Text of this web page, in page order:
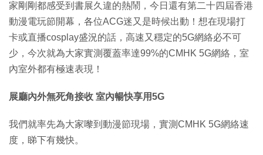
家剛剛都感受到書展久違的熱鬧，今日還有第二十四屆香港
動漫電玩節開幕，各位ACG迷又是時候出動！想在現場打
卡或直播cosplay盛況的話，高速又穩定的5G網絡必不可
少，今次就為大家實測覆蓋率達99%的CMHK 5G網絡，室
內室外都有極速表現！
展廳內外無死角接收 室內暢快享用5G
我們就率先為大家嚟到動漫節現場，實測CMHK 5G網絡速
度，睇下有幾快。